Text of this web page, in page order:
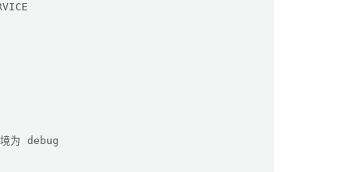
为 debug